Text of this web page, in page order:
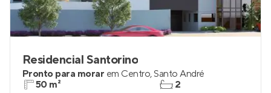
Residencial Santorino
Pronto para morar em Centro,Santo André
50 m²
2